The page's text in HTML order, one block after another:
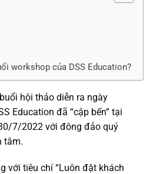
workshop của DSS Education?
hội thảo diễn ra ngày
Education đã “cập bến” tại
7/2022 với đông đảo quý
tâm.
với tiêu chí “Luôn đặt khách